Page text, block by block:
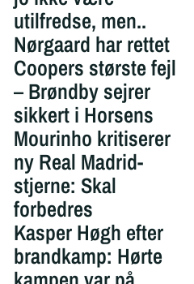
utilfredse, men..
Nørgaard har rettet
Coopers største fejl
– Brøndby sejrer
sikkert i Horsens
Mourinho kritiserer
ny Real Madrid-
stjerne: Skal
forbedres
Kasper Høgh efter
brandkamp: Hørte